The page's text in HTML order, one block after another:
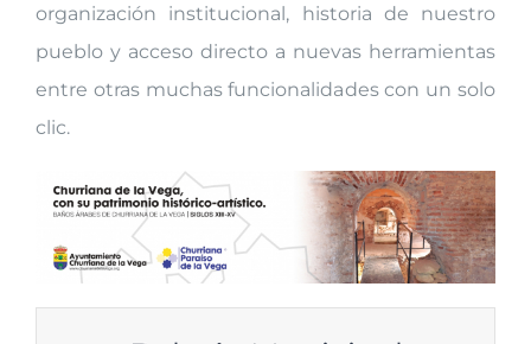
organización institucional, historia de nuestro
pueblo y acceso directo a nuevas herramientas
entre otras muchas funcionalidades con un solo
clic.